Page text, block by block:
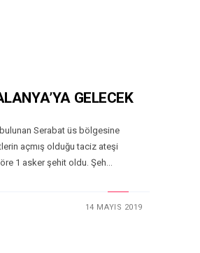
GELECEK
bulunan Serabat üs bölgesine
açmış olduğu taciz ateşi
1 asker şehit oldu. Şeh...
14 MAYIS 2019